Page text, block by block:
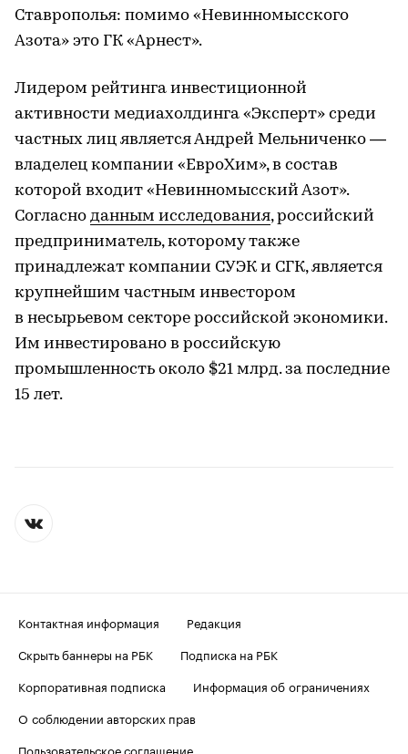
Ставрополья: помимо «Невинномысского
Азота» это ГК «Арнест».
Лидером рейтинга инвестиционной
активности медиахолдинга «Эксперт» среди
частных лиц является Андрей Мельниченко —
владелец компании «ЕвроХим», в состав
которой входит «Невинномысский Азот».
Согласно данным исследования, российский
предприниматель, которому также
принадлежат компании СУЭК и СГК, является
крупнейшим частным инвестором
в несырьевом секторе российской экономики.
Им инвестировано в российскую
промышленность около $21 млрд. за последние
15 лет.
Контактная информация
Редакция
Скрыть баннеры на РБК
Подписка на РБК
Корпоративная подписка
Информация об ограничениях
О соблюдении авторских прав
Пользовательское соглашение